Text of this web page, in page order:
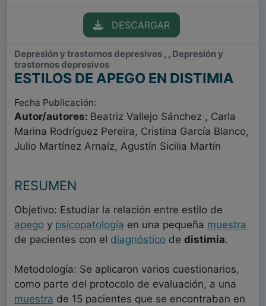
DESCARGAR
Depresión y trastornos depresivos , , Depresión y
trastornos depresivos
ESTILOS DE APEGO EN DISTIMIA
Fecha Publicación:
Autor/autores: Beatriz Vallejo Sánchez , Carla
Marina Rodríguez Pereira, Cristina García Blanco,
Julio Martínez Arnaíz, Agustín Sicilia Martín
RESUMEN
Objetivo: Estudiar la relación entre estilo de
apego y psicopatología en una pequeña muestra
de pacientes con el diagnóstico de distimia.
Metodología: Se aplicaron varios cuestionarios,
como parte del protocolo de evaluación, a una
muestra de 15 pacientes que se encontraban en